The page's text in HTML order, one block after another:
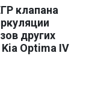
клапана
других
Optima IV